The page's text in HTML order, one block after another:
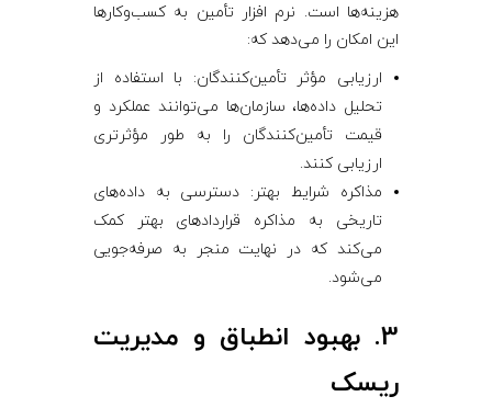
هزینه‌ها است. نرم ‌افزار تأمین به کسب‌وکارها
این امکان را می‌دهد که:
ارزیابی مؤثر تأمین‌کنندگان: با استفاده از
تحلیل داده‌ها، سازمان‌ها می‌توانند عملکرد و
قیمت تأمین‌کنندگان را به طور مؤثرتری
ارزیابی کنند.
مذاکره شرایط بهتر: دسترسی به داده‌های
تاریخی به مذاکره قراردادهای بهتر کمک
می‌کند که در نهایت منجر به صرفه‌جویی
می‌شود.
3. بهبود انطباق و مدیریت
ریسک